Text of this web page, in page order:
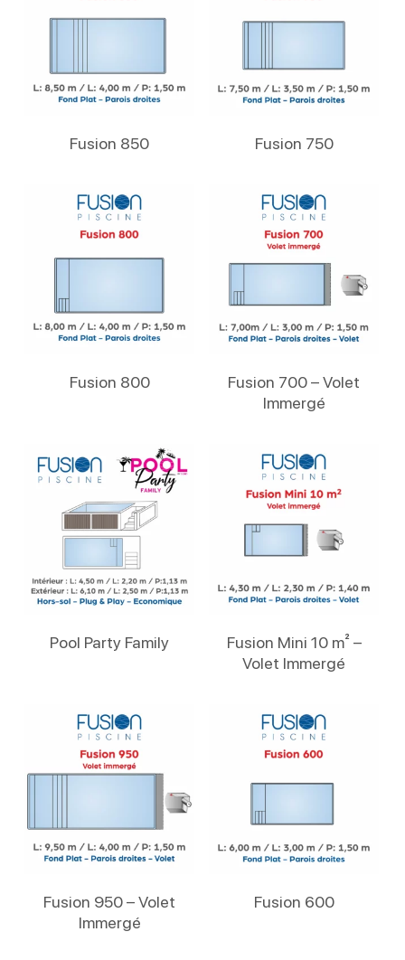
Fusion 850 Fusion 750
Fusion 800
Fusion 700 – Volet
Immergé
Pool Party Family
Fusion Mini 10 m² –
Volet Immergé
Fusion 950 – Volet
Immergé
Fusion 600